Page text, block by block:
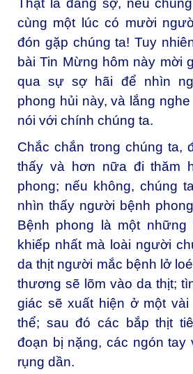
Thật là đáng sợ, nếu
cùng một lúc có mười
đón gặp chúng ta! Tuy
bài Tin Mừng hôm này mời
qua sự sợ hãi để nhìn
phong hủi này, và lắng
nói với chính chúng ta.
Chắc chắn trong chúng ta,
thấy và hơn nữa đi thăm
phong; nếu không, chúng
nhìn thấy người bệnh
Bệnh phong là một những
khiếp nhất mà loài người
da thịt người mắc bệnh lở
thương sẽ lõm vào da thịt;
giác sẽ xuất hiện ở một
thể; sau đó các bắp thịt
đoạn bị nặng, các ngón tay
rụng dần.